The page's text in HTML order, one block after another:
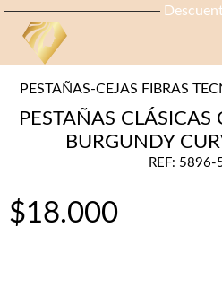
PESTAÑAS-CEJAS FIBRAS
PESTAÑAS
BURGUNDY
REF: 5896-
$18.000